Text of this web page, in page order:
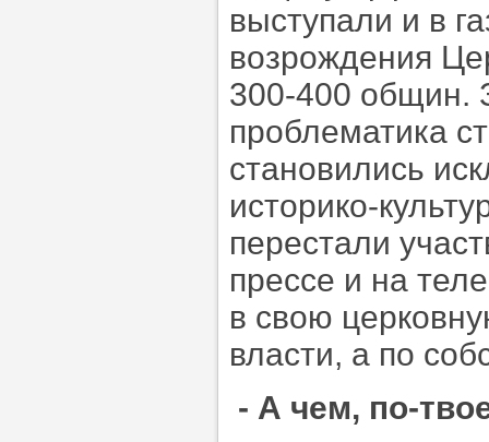
выступали и в
возрождения
300-400 общин.
проблематика
становились
историко-
перестали
прессе и на
в свою
власти, а по
- А чем, по-